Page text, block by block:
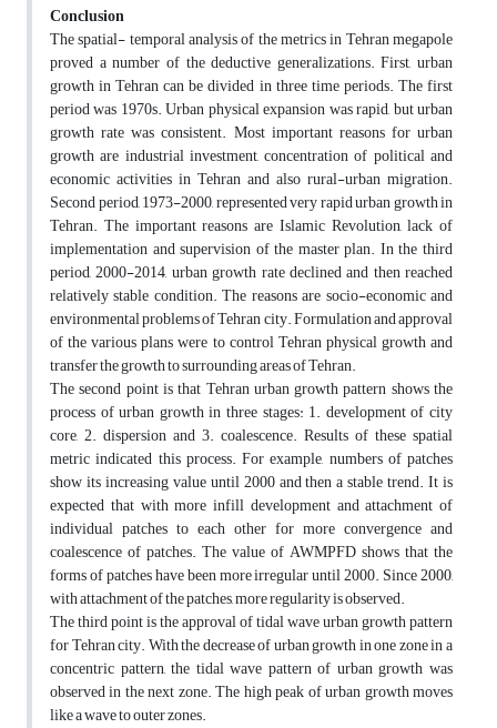
Conclusion
The spatial- temporal analysis of the metrics in Tehran megapole
proved a number of the deductive generalizations. First, urban
growth in Tehran can be divided in three time periods. The first
period was 1970s. Urban physical expansion was rapid, but urban
growth rate was consistent. Most important reasons for urban
growth are industrial investment, concentration of political and
economic activities in Tehran and also rural-urban migration.
Second period, 1973-2000, represented very rapid urban growth in
Tehran. The important reasons are Islamic Revolution, lack of
implementation and supervision of the master plan. In the third
period, 2000-2014, urban growth rate declined and then reached
relatively stable condition. The reasons are socio-economic and
environmental problems of Tehran city. Formulation and approval
of the various plans were to control Tehran physical growth and
transfer the growth to surrounding areas of Tehran.
The second point is that Tehran urban growth pattern shows the
process of urban growth in three stages: 1. development of city
core, 2. dispersion and 3. coalescence. Results of these spatial
metric indicated this process. For example, numbers of patches
show its increasing value until 2000 and then a stable trend. It is
expected that with more infill development and attachment of
individual patches to each other for more convergence and
coalescence of patches. The value of AWMPFD shows that the
forms of patches have been more irregular until 2000. Since 2000,
with attachment of the patches, more regularity is observed.
The third point is the approval of tidal wave urban growth pattern
for Tehran city. With the decrease of urban growth in one zone in a
concentric pattern, the tidal wave pattern of urban growth was
observed in the next zone. The high peak of urban growth moves
like a wave to outer zones.